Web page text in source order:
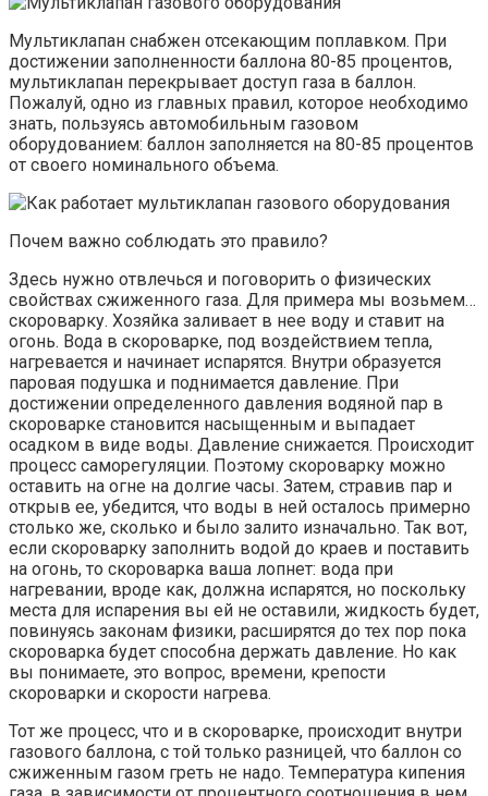
Мультиклапан снабжен отсекающим поплавком. При
достижении заполненности баллона 80-85 процентов,
мультиклапан перекрывает доступ газа в баллон.
Пожалуй, одно из главных правил, которое необходимо
знать, пользуясь автомобильным газовом
оборудованием: баллон заполняется на 80-85 процентов
от своего номинального объема.
Почем важно соблюдать это правило?
Здесь нужно отвлечься и поговорить о физических
свойствах сжиженного газа. Для примера мы возьмем…
скороварку. Хозяйка заливает в нее воду и ставит на
огонь. Вода в скороварке, под воздействием тепла,
нагревается и начинает испарятся. Внутри образуется
паровая подушка и поднимается давление. При
достижении определенного давления водяной пар в
скороварке становится насыщенным и выпадает
осадком в виде воды. Давление снижается. Происходит
процесс саморегуляции. Поэтому скороварку можно
оставить на огне на долгие часы. Затем, стравив пар и
открыв ее, убедится, что воды в ней осталось примерно
столько же, сколько и было залито изначально. Так вот,
если скороварку заполнить водой до краев и поставить
на огонь, то скороварка ваша лопнет: вода при
нагревании, вроде как, должна испарятся, но поскольку
места для испарения вы ей не оставили, жидкость будет,
повинуясь законам физики, расширятся до тех пор пока
скороварка будет способна держать давление. Но как
вы понимаете, это вопрос, времени, крепости
скороварки и скорости нагрева.
Тот же процесс, что и в скороварке, происходит внутри
газового баллона, с той только разницей, что баллон со
сжиженным газом греть не надо. Температура кипения